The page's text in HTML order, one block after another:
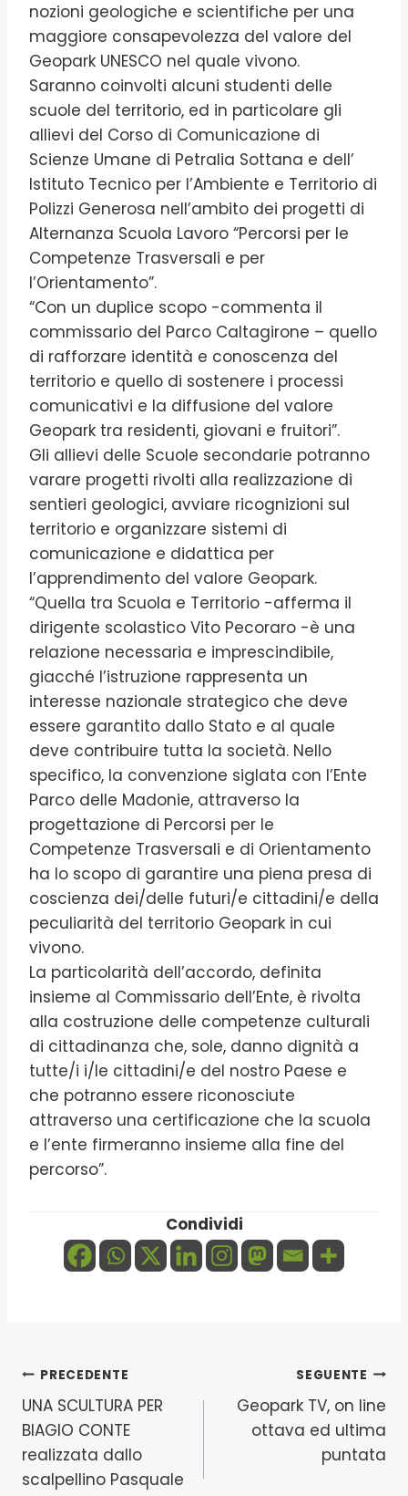
nozioni geologiche e scientifiche per una
maggiore consapevolezza del valore del
Geopark UNESCO nel quale vivono.
Saranno coinvolti alcuni studenti delle
scuole del territorio, ed in particolare gli
allievi del Corso di Comunicazione di
Scienze Umane di Petralia Sottana e dell’
Istituto Tecnico per l’Ambiente e Territorio di
Polizzi Generosa nell’ambito dei progetti di
Alternanza Scuola Lavoro “Percorsi per le
Competenze Trasversali e per
l’Orientamento”.
“Con un duplice scopo -commenta il
commissario del Parco Caltagirone – quello
di rafforzare identità e conoscenza del
territorio e quello di sostenere i processi
comunicativi e la diffusione del valore
Geopark tra residenti, giovani e fruitori”.
Gli allievi delle Scuole secondarie potranno
varare progetti rivolti alla realizzazione di
sentieri geologici, avviare ricognizioni sul
territorio e organizzare sistemi di
comunicazione e didattica per
l’apprendimento del valore Geopark.
“Quella tra Scuola e Territorio -afferma il
dirigente scolastico Vito Pecoraro -è una
relazione necessaria e imprescindibile,
giacché l’istruzione rappresenta un
interesse nazionale strategico che deve
essere garantito dallo Stato e al quale
deve contribuire tutta la società. Nello
specifico, la convenzione siglata con l’Ente
Parco delle Madonie, attraverso la
progettazione di Percorsi per le
Competenze Trasversali e di Orientamento
ha lo scopo di garantire una piena presa di
coscienza dei/delle futuri/e cittadini/e della
peculiarità del territorio Geopark in cui
vivono.
La particolarità dell’accordo, definita
insieme al Commissario dell’Ente, è rivolta
alla costruzione delle competenze culturali
di cittadinanza che, sole, danno dignità a
tutte/i i/le cittadini/e del nostro Paese e
che potranno essere riconosciute
attraverso una certificazione che la scuola
e l’ente firmeranno insieme alla fine del
percorso”.
Condividi
Navigazione
articoli
PRECEDENTE
UNA SCULTURA PER
BIAGIO CONTE
realizzata dallo
scalpellino Pasquale
SEGUENTE
Geopark TV, on line
ottava ed ultima
puntata